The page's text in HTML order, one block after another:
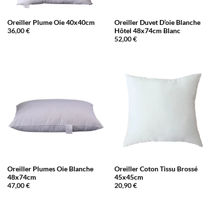
Oreiller Plume Oie 40x40cm
36,00€
Oreiller Duvet D’oie Blanche
Hôtel 48x74cm Blanc
52,00€
Oreiller Plumes Oie Blanche
48x74cm
47,00€
Oreiller Coton Tissu Brossé
45x45cm
20,90€